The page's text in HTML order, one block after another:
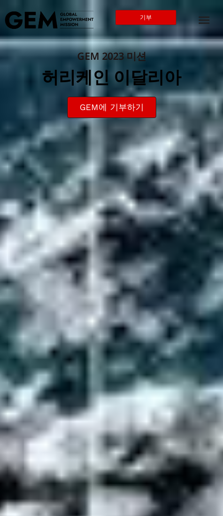
기부
GEM 2023 미션
허리케인 이달리아
GEM에 기부하기